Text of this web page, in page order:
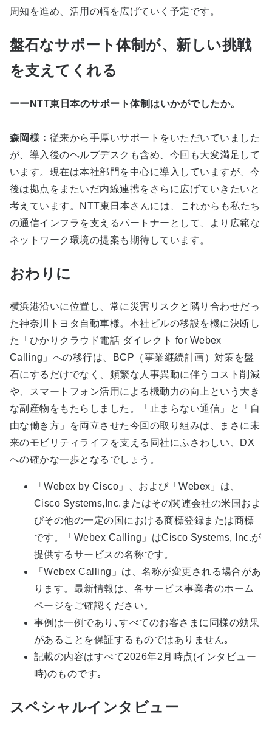
周知を進め、活用の幅を広げていく予定です。
盤石なサポート体制が、新しい挑戦
を支えてくれる
ーーNTT東日本のサポート体制はいかがでしたか。
森岡様： 従来から手厚いサポートをいただいていました
が、導入後のヘルプデスクも含め、今回も大変満足して
います。現在は本社部門を中心に導入していますが、今
後は拠点をまたいだ内線連携をさらに広げていきたいと
考えています。NTT東日本さんには、これからも私たち
の通信インフラを支えるパートナーとして、より広範な
ネットワーク環境の提案も期待しています。
おわりに
横浜港沿いに位置し、常に災害リスクと隣り合わせだっ
た神奈川トヨタ自動車様。本社ビルの移設を機に決断し
た「ひかりクラウド電話 ダイレクト for Webex
Calling」への移行は、BCP（事業継続計画）対策を盤
石にするだけでなく、頻繁な人事異動に伴うコスト削減
や、スマートフォン活用による機動力の向上という大き
な副産物をもたらしました。「止まらない通信」と「自
由な働き方」を両立させた今回の取り組みは、まさに未
来のモビリティライフを支える同社にふさわしい、DX
への確かな一歩となるでしょう。
「Webex by Cisco」、および「Webex」は、
Cisco Systems,Inc.またはその関連会社の米国およ
びその他の一定の国における商標登録または商標
です。「Webex Calling」はCisco Systems, Inc.が
提供するサービスの名称です。
「Webex Calling」は、名称が変更される場合があ
ります。最新情報は、各サービス事業者のホーム
ページをご確認ください。
事例は一例であり､すべてのお客さまに同様の効果
があることを保証するものではありません｡
記載の内容はすべて2026年2月時点(インタビュー
時)のものです｡
スペシャルインタビュー